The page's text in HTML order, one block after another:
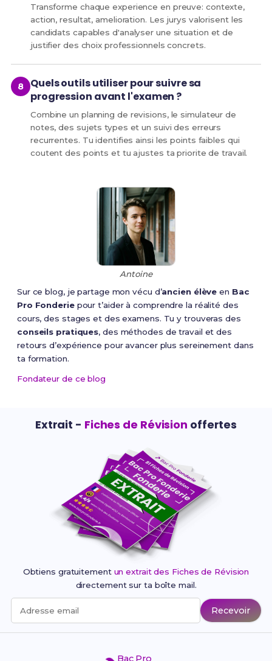
Transforme chaque experience en preuve: contexte,
action, resultat, amelioration. Les jurys valorisent les
candidats capables d'analyser une situation et de
justifier des choix professionnels concrets.
Quels outils utiliser pour suivre sa
progression avant l'examen ?
Combine un planning de revisions, le simulateur de
notes, des sujets types et un suivi des erreurs
recurrentes. Tu identifies ainsi les points faibles qui
coutent des points et tu ajustes ta priorite de travail.
Antoine
Sur ce blog, je partage mon vécu d’ancien élève en Bac
Pro Fonderiepour t’aider à comprendre la réalité des
cours, des stages et des examens. Tu y trouveras des
conseils pratiques, des méthodes de travail et des
retours d’expérience pour avancer plus sereinement dans
ta formation.
Fondateur de ce blog
Extrait - Fiches de Révision offertes
Obtiens gratuitement un extrait des Fiches de Révision
directement sur ta boîte mail.
Adresse email Recevoir
Bac Pro